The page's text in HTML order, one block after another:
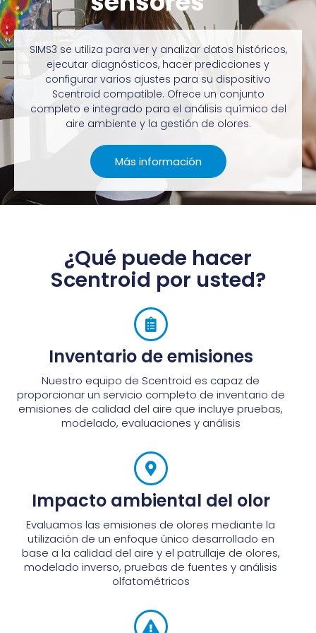
SIMS3 se utiliza para ver y analizar datos históricos,
ejecutar diagnósticos, hacer predicciones y
configurar varios ajustes para su dispositivo
Scentroid compatible. Ofrece un conjunto
completo e integrado para el análisis químico del
aire ambiente y la gestión de olores.
Más información
¿Qué puede hacer
Scentroid por usted?
Inventario de emisiones
Nuestro equipo de Scentroid es capaz de
proporcionar un servicio completo de inventario de
emisiones de calidad del aire que incluye pruebas,
modelado, evaluaciones y análisis
Impacto ambiental del olor
Evaluamos las emisiones de olores mediante la
utilización de un enfoque único desarrollado en
base a la calidad del aire y el patrullaje de olores,
modelado inverso, pruebas de fuentes y análisis
olfatométricos